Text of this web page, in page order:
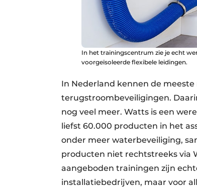
In het trainingscentrum zie je echt
voorgeïsoleerde flexibele leidingen.
In Nederland kennen de
terugstroombeveiligingen.
nog veel meer. Watts is een
liefst 60.000 producten in het
onder meer waterbeveiliging,
producten niet rechtstreeks via
aangeboden trainingen zijn
installatiebedrijven, maar voor